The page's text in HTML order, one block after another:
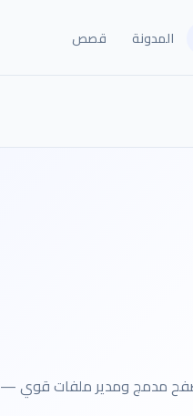
المدونة قصص
مدمج ومدير ملفات قوي —